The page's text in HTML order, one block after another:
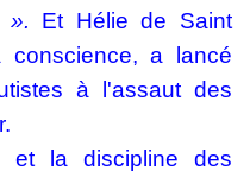
». Et Hélie de Saint
conscience, a lancé
à l'assaut des
et la discipline des